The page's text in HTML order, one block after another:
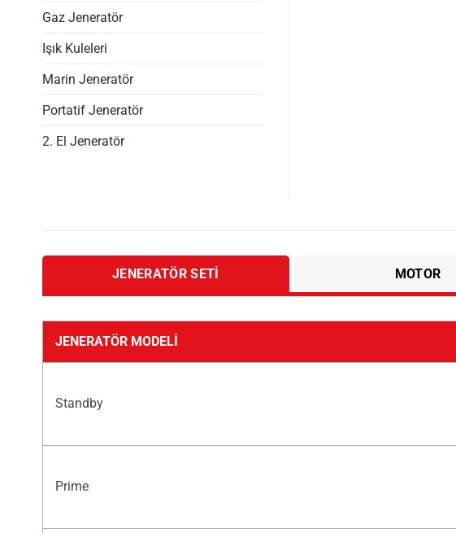
Gaz Jeneratör
Işık Kuleleri
Marin Jeneratör
Portatif Jeneratör
2. El Jeneratör
JENERATÖR SETI MOTOR
JENERATÖR MODELI
Standby
Prime